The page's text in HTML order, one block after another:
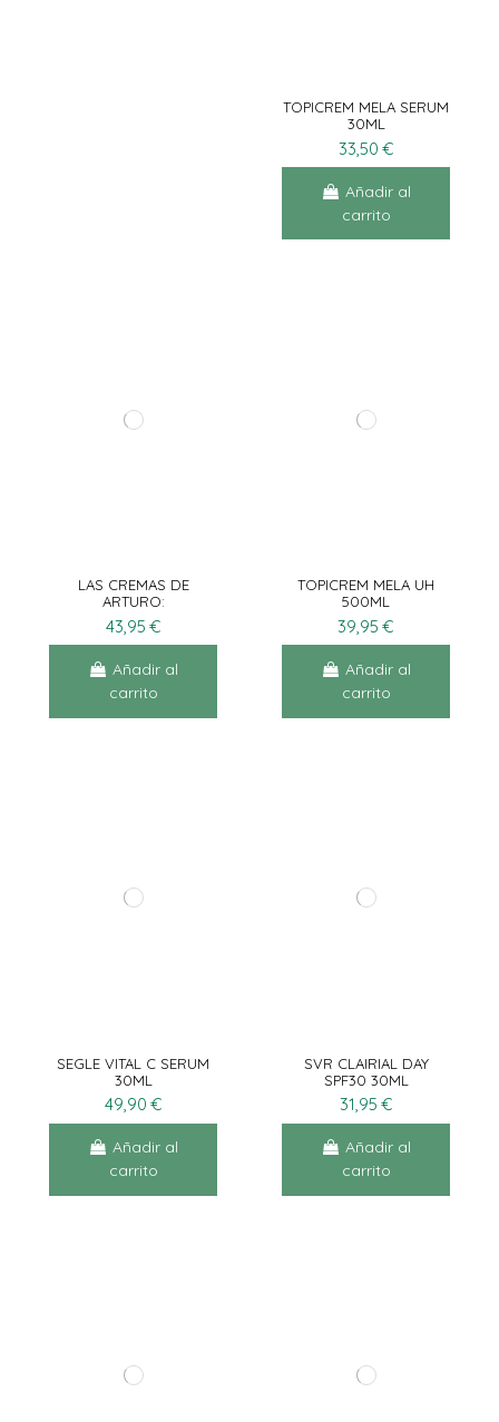
TOPICREM MELA SERUM
30ML
33,50 €
Añadir al
carrito
LAS CREMAS DE
ARTURO:
DESPIGMENTANTE
AMPLIO ESPECTRO
43,95 €
Añadir al
carrito
TOPICREM MELA UH
500ML
39,95 €
Añadir al
carrito
SEGLE VITAL C SERUM
30ML
49,90 €
Añadir al
carrito
SVR CLAIRIAL DAY
SPF30 30ML
31,95 €
Añadir al
carrito